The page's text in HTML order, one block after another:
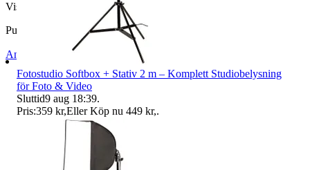
Visningar
Publicerad
25 maj 15:06
Anmäl
Fotostudio Softbox + Stativ 2 m – Komplett Studiobelysning
för Foto & Video
Sluttid9 aug 18:39.
Pris:359 kr,Eller Köp nu 449 kr,.